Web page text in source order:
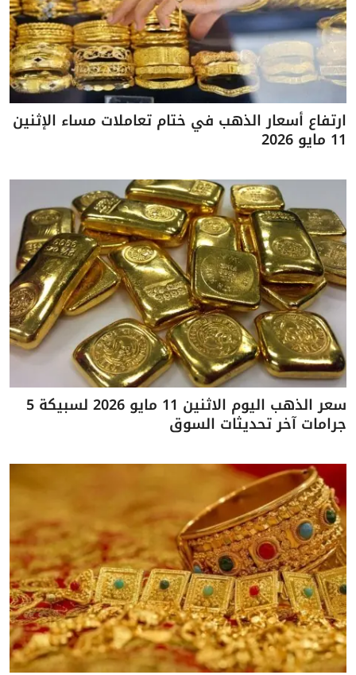
ارتفاع أسعار الذهب في ختام تعاملات مساء الإثنين
11 مايو 2026
سعر الذهب اليوم الاثنين 11 مايو 2026 لسبيكة 5
جرامات آخر تحديثات السوق